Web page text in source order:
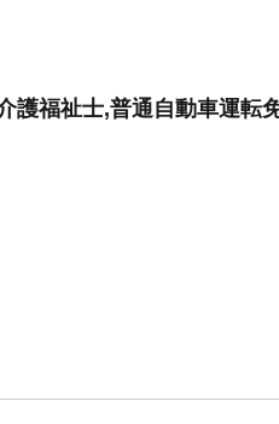
護福祉士,普通自動車運転